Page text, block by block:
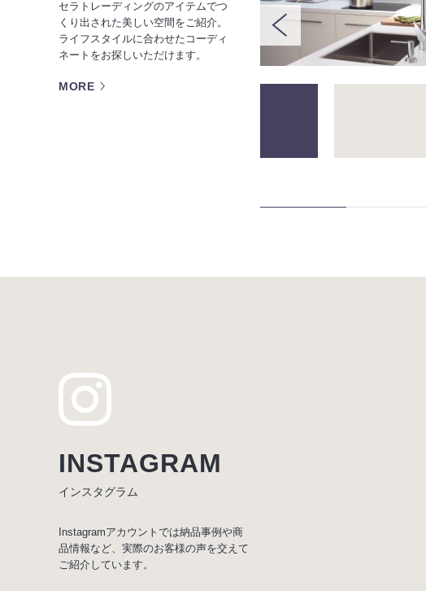
セラトレーディングのアイテムでつ
くり出された美しい空間をご紹介。
ライフスタイルに合わせたコーディ
ネートをお探しいただけます。
MORE
INSTAGRAM
インスタグラム
Instagramアカウントでは納品事例や商
品情報など、実際のお客様の声を交えて
ご紹介しています。